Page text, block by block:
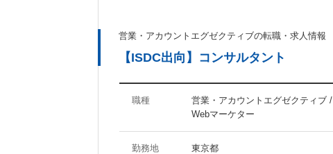
営業・アカウントエグゼクティブの転職・求人情報
【ISDC出向】コンサルタント
職種
営業・アカウントエグゼクティブ /
Webマーケター
勤務地 東京都